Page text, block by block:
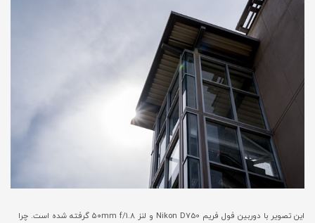
این تصویر با دوربین فول فریم Nikon D750 و لنز ۵۰mm f/1.8 گرفته شده است. چرا